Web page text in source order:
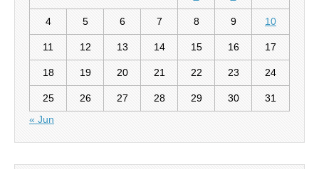
4 5 6 7 8 9 10
11 12 13 14 15 16 17
18 19 20 21 22 23 24
25 26 27 28 29 30
31
« Jun